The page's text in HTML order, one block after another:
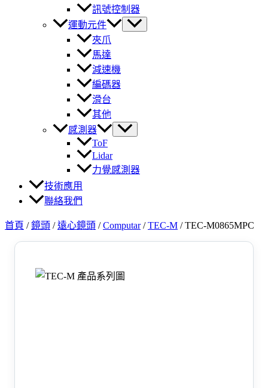
訊號控制器
運動元件
夾爪
馬達
減速機
編碼器
滑台
其他
感測器
ToF
Lidar
力覺感測器
技術應用
聯絡我們
首頁 /鏡頭 /遠心鏡頭 /Computar/TEC-M /TEC-M0865MPC